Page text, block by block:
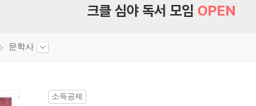
크클 심야 독서 모임 OPEN
문학사
소득공제